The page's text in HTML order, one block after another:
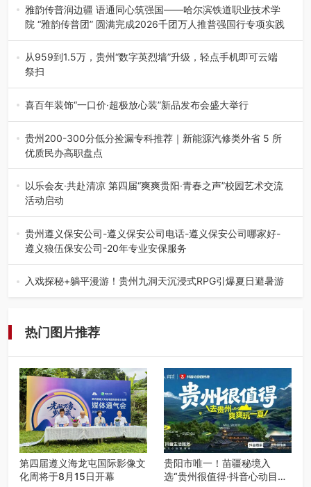
场创新发展 （7月27日，成…
雅韵传普润边疆 语通同心筑强国——哈尔滨铁道职业技术学
院 “雅韵传普团” 圆满完成2026千团万人推普强国行专项实践
为扎实推进2026“千团万人推普强国行”大学生暑期社会实
践，牢牢紧扣 “雅韵传普…
从959到1.5万，贵州“数字英烈墙”升级，轻点手机即可云端
祭扫
八一建军节到来之际，由贵州省退役军人事务厅指导，贵阳
市退役军人事务局联合贵州广电…
喜百年装饰“一口价·超极放心装”新品发布会盛大举行
2026年7月31日，喜百年装饰“一口价·超极放心装”新品发布
会在贵阳隆重举行。…
贵州200-300分低分捡漏专科推荐｜新能源汽修类外省 5 所
优质民办高职盘点
在贵州省高考志愿填报体系中，200至300分数段考生可选择
的省内工科、新能源汽车…
以乐会友·共赴清凉 第四届“爽爽贵阳·青春之声”校园艺术交流
活动启动
七月的贵阳，清风送爽，第四届“爽爽贵阳·青春之声”校园管
弦乐（合唱）艺术交流活动…
贵州遵义保安公司-遵义保安公司电话-遵义保安公司哪家好-
遵义狼伍保安公司-20年专业安保服务
在遵义，不管是企业园区运营、小区物业管理、建筑工地施
工、商业商场经营，还是举办各…
入戏探秘+躺平漫游！贵州九洞天沉浸式RPG引爆夏日避暑游
热门图片推荐
第四届遵义海龙屯国际影像文
化周将于8月15日开幕
贵阳市唯一！苗疆秘境入
选“贵州很值得·抖音心动目的